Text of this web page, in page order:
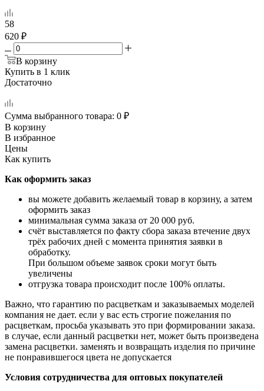
58
620 ₽
В корзину
Купить в 1 клик
Достаточно
Сумма выбранного товара: 0 ₽
В корзину
В избранное
Цены
Как купить
Как оформить заказ
вы можете добавить желаемый товар в корзину, а затем
оформить заказ
минимальная сумма заказа от 20 000 руб.
счёт выставляется по факту сбора заказа втечение двух
трёх рабочих дней с момента принятия заявки в
обработку.
При большом объеме заявок сроки могут быть
увеличены
отгрузка товара происходит после 100% оплаты.
Важно, что гарантию по расцветкам и заказываемых моделей
компания не дает. если у вас есть строгие пожелания по
расцветкам, просьба указывать это при формировании заказа.
в случае, если данный расцветки нет, может быть произведена
замена расцветки. заменять и возвращать изделия по причине
не понравившегося цвета не допускается
Условия сотрудничества для оптовых покупателей